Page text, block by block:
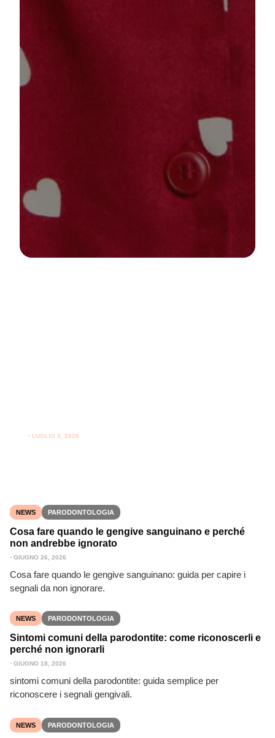
⋅ LUGLIO 3, 2026
NEWS PARODONTOLOGIA
Cosa fare quando le gengive sanguinano e perché
non andrebbe ignorato
⋅ GIUGNO 26, 2026
Cosa fare quando le gengive sanguinano: guida per capire i
segnali da non ignorare.
NEWS PARODONTOLOGIA
Sintomi comuni della parodontite: come riconoscerli e
perché non ignorarli
⋅ GIUGNO 18, 2026
sintomi comuni della parodontite: guida semplice per
riconoscere i segnali gengivali.
NEWS PARODONTOLOGIA